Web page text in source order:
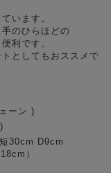
います。
のひらほどの
利です。
としてもおススメで
ーン )
30cm D9cm
）